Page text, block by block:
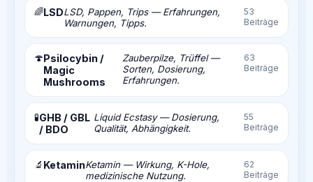
🌈LSDLSD, Pappen, Trips — Erfahrungen,
Warnungen, Tipps.
53
Beiträge
🍄Psilocybin /
Magic
Mushrooms
Zauberpilze, Trüffel —
Sorten, Dosierung,
Erfahrungen.
63
Beiträge
🧪GHB / GBL
/ BDO
Liquid Ecstasy — Dosierung,
Qualität, Abhängigkeit.
55
Beiträge
🔬 KetaminKetamin — Wirkung, K-Hole,
medizinische Nutzung.
62
Beiträge